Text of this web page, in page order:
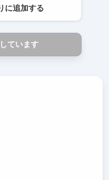
に追加する
ています